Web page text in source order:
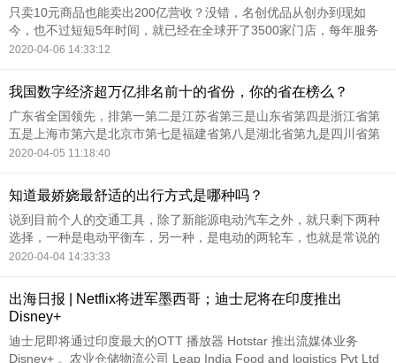
只卖10元商品也能卖出200亿营收？没错，名创优品从创办到现如
今，也不过短短5年时间，就已经在全球开了3500家门店，每年服务
全球消费者也超过10亿人次，在去年更是实现了年入190亿的优异成
2020-04-06 14:33:12
我国数字经济超万亿排名前十的省份，你的省在榜么？
广东省全国领先，排第一第二是江苏省第三是山东省第四是浙江省第
五是上海市第六是北京市第七是福建省第八是湖北省第九是四川省第
十是河南省数据来源：中国信息通信研究院《“5G+云+AI”：数字经济
发，评论。
2020-04-05 11:18:40
知道最娇娆最舒适的出行方式是哪种吗？
说到目前个人的交通工具，除了新能源电动汽车之外，就只剩下两种
选择，一种是电动平衡车，另一种，是电动的两轮车，也就是常说的
电动摩托（折叠类小电动车暂不在本文分析）。这两种较小型化的电
公共空间占用方面具有比较明显的优势。
2020-04-04 14:33:33
出海日报 | Netflix将进军墨西哥；迪士尼将在印度推出
Disney+
迪士尼即将通过印度最大的OTT 播放器 Hotstar 推出流媒体业务
Disney+ 。农业仓储物流公司 Leap India Food and logistics Pvt Ltd